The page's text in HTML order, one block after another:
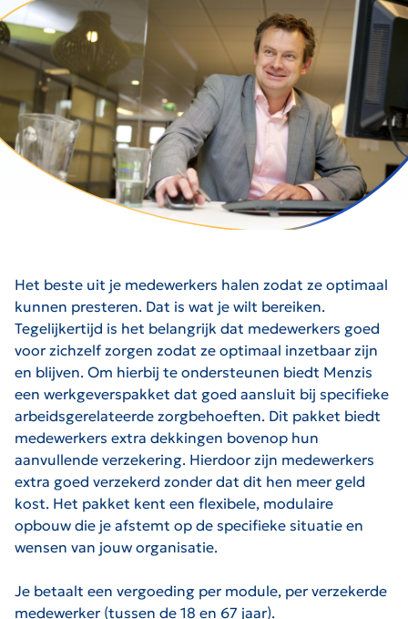
Het beste uit je medewerkers halen zodat ze optimaal
kunnen presteren. Dat is wat je wilt bereiken.
Tegelijkertijd is het belangrijk dat medewerkers goed
voor zichzelf zorgen zodat ze optimaal inzetbaar zijn
en blijven. Om hierbij te ondersteunen biedt Menzis
een werkgeverspakket dat goed aansluit bij specifieke
arbeidsgerelateerde zorgbehoeften. Dit pakket biedt
medewerkers extra dekkingen bovenop hun
aanvullende verzekering. Hierdoor zijn medewerkers
extra goed verzekerd zonder dat dit hen meer geld
kost. Het pakket kent een flexibele, modulaire
opbouw die je afstemt op de specifieke situatie en
wensen van jouw organisatie.
Je betaalt een vergoeding per module, per verzekerde
medewerker (tussen de 18 en 67 jaar).